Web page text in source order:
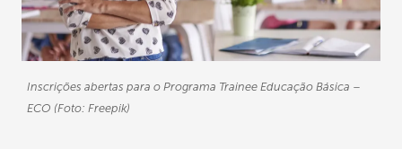
Inscrições abertas para o Programa Trainee Educação Básica –
ECO (Foto: Freepik)